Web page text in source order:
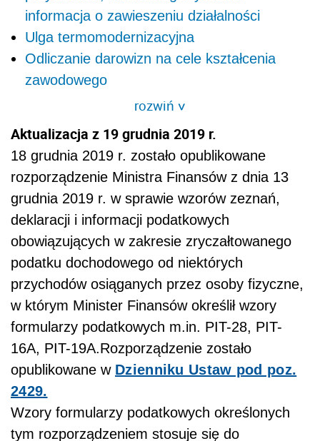
informacja o zawieszeniu działalności
Ulga termomodernizacyjna
Odliczanie darowizn na cele kształcenia
zawodowego
rozwiń>
Aktualizacja z 19 grudnia 2019 r.
18 grudnia 2019 r. zostało opublikowane
rozporządzenie Ministra Finansów z dnia 13
grudnia 2019 r. w sprawie wzorów zeznań,
deklaracji i informacji podatkowych
obowiązujących w zakresie zryczałtowanego
podatku dochodowego od niektórych
przychodów osiąganych przez osoby fizyczne,
w którym Minister Finansów określił wzory
formularzy podatkowych m.in. PIT-28, PIT-
16A, PIT-19A.Rozporządzenie zostało
opublikowane w Dzienniku Ustaw pod poz.
2429.
Wzory formularzy podatkowych określonych
tym rozporządzeniem stosuje się do